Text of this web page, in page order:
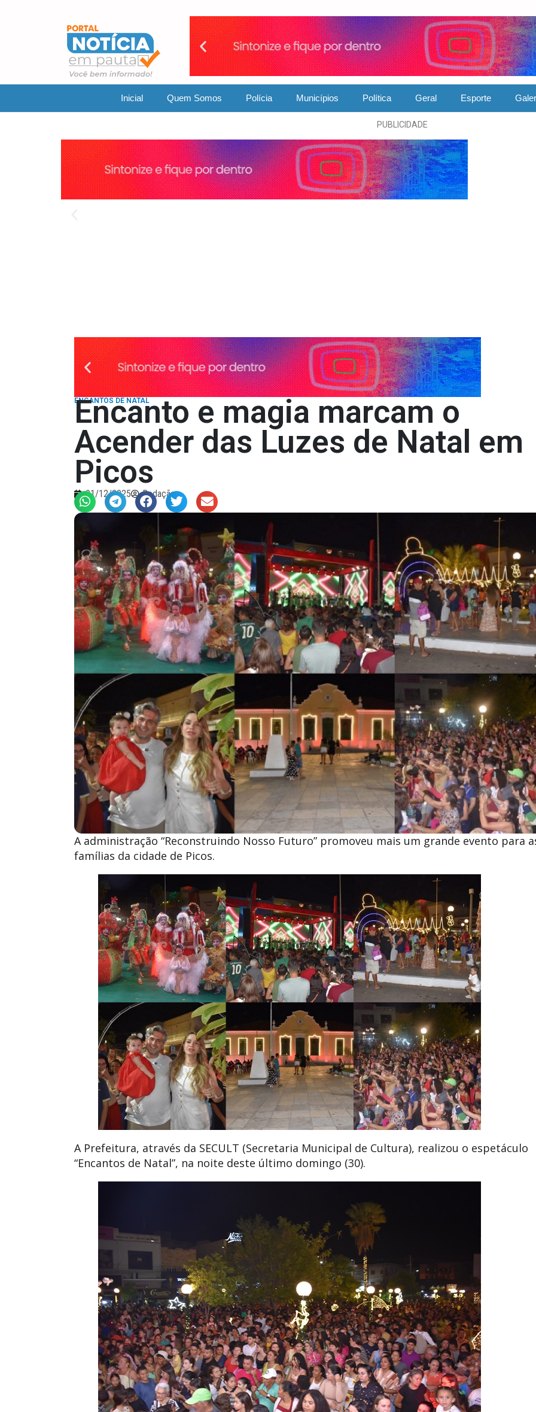
Inicial Quem Somos Polícia Municípios Política Geral Esporte
PUBLICIDADE
ENCANTOS DE NATAL
Encanto e magia marcam o
Acender das Luzes de Natal em
Picos
01/12/2025 Redação
A administração “Reconstruindo Nosso Futuro” promoveu mais um grande evento para
famílias da cidade de Picos.
A Prefeitura, através da SECULT (Secretaria Municipal de Cultura), realizou o espetáculo
“Encantos de Natal”, na noite deste último domingo (30).